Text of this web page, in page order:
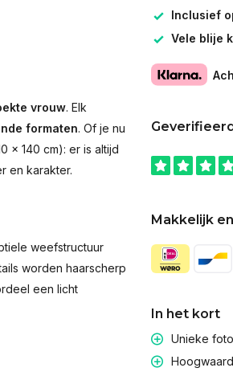
vrouw. Elk
formaten. Of je nu
× 140 cm): er is altijd
en karakter.
weefstructuur
worden haarscherp
een licht
Inclusief
Vele blije
Makkelijk
In het kort
Unieke